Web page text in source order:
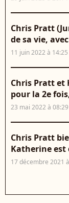
Chris Pratt
de sa vie,
11 juin 2022 à 14:25
Chris Pratt et
pour la 2e
23 mai 2022 à 08:29
Chris Pratt
Katherine est
17 décembre 2021